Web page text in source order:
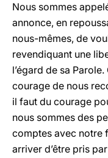
Nous sommes
annonce, en
nous-mêmes, de
revendiquant une
l’égard de sa
courage de nous
il faut du courage
nous sommes des
comptes avec notre
arriver d’être pris